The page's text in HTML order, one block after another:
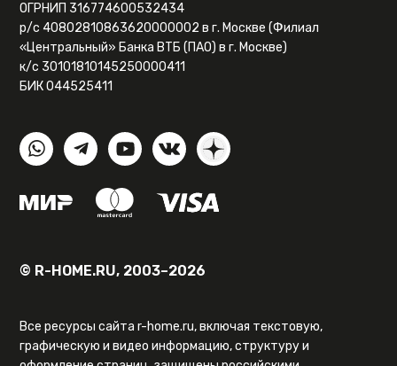
ОГРНИП 316774600532434
р/с 40802810863620000002 в г. Москве (Филиал
«Центральный» Банка ВТБ (ПАО) в г. Москве)
к/с 30101810145250000411
БИК 044525411
© R-HOME.RU, 2003–2026
Все ресурсы сайта r-home.ru, включая текстовую,
графическую и видео информацию, структуру и